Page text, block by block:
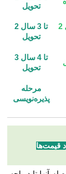
تحویل
2 تا 3 سال
تحویل
پروژه‌های در حال ساخت با زمان تحویل 2
3 تا 4 سال
تحویل
مرحله
پذیره‌نویسی